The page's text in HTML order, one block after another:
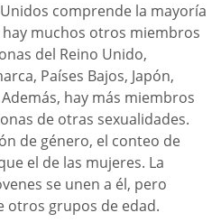
comprende la mayoría
muchos otros miembros
del Reino Unido,
Países Bajos, Japón,
hay más miembros
de otras sexualidades.
de género, el conteo de
el de las mujeres. La
se unen a él, pero
otros grupos de edad.